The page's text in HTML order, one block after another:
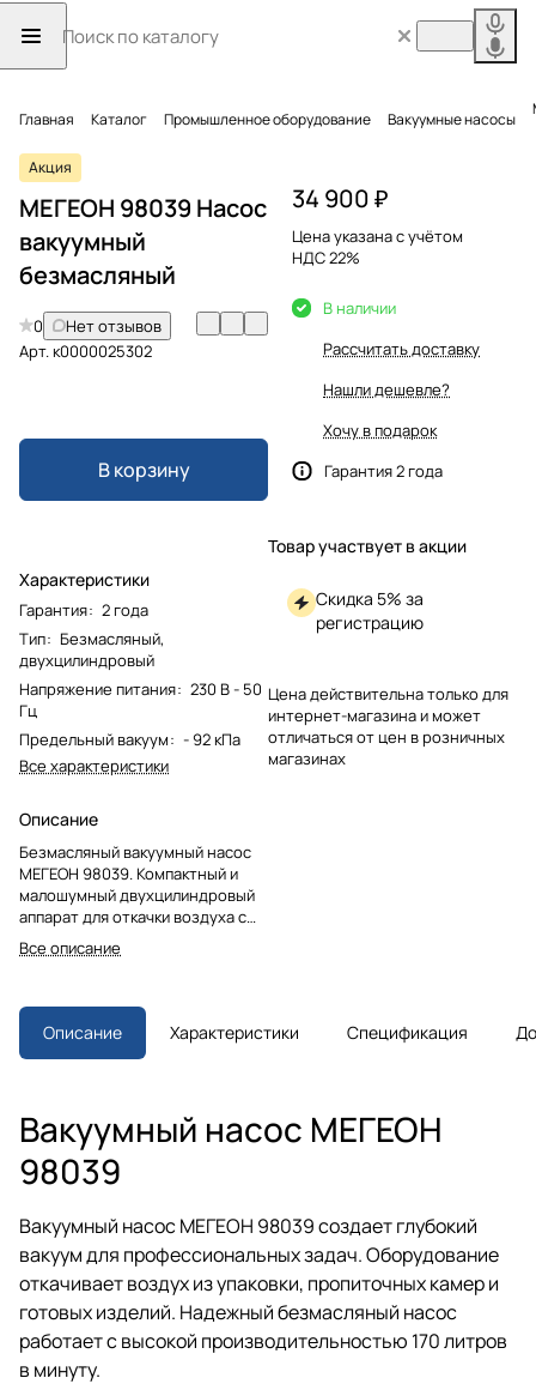
Главная Каталог Промышленное оборудование Вакуумные насосы
Акция
МЕГЕОН 98039 Насос
вакуумный
безмасляный
0
Нет отзывов
Арт.к0000025302
В корзину
Характеристики
Гарантия: 2 года
Тип: Безмасляный,
двухцилиндровый
Напряжение питания: 230 В - 50
Гц
Предельный вакуум: - 92 кПа
Все характеристики
Описание
Безмасляный вакуумный насос
МЕГЕОН 98039. Компактный и
малошумный двухцилиндровый
аппарат для откачки воздуха с
разряжением до 92 кПа.
Идеален для упаковки, пропитки
энергопотребление и защита от
перегрева.
Все описание
34 900 ₽
Цена указана с учётом
НДС 22%
В наличии
Рассчитать доставку
Нашли дешевле?
Хочу в подарок
Гарантия 2 года
Товар участвует в акции
Скидка 5% за
регистрацию
Цена действительна только для
интернет-магазина и может
отличаться от цен в розничных
магазинах
Описание Характеристики Спецификация
Вакуумный насос МЕГЕОН
98039
Вакуумный насос МЕГЕОН 98039 создает глубокий
вакуум для профессиональных задач. Оборудование
откачивает воздух из упаковки, пропиточных камер и
готовых изделий. Надежный безмасляный насос
работает с высокой производительностью 170 литров
в минуту.